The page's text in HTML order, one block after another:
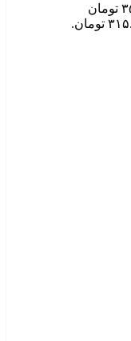
قیمت اصلی: ۳۵۰.۰۰۰ تومان